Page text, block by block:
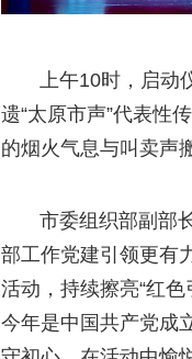
上午10时，启动
遗“太原市声”代表性
的烟火气息与叫卖声
市委组织部副部
部工作党建引领更有
活动，持续擦亮“红色
今年是中国共产党成